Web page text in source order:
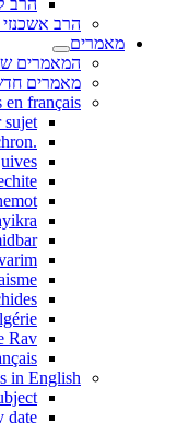
הרב
הרב אשכנזי
מאמרים
המאמרים
מאמרים
en français
sujet
.Articles en français - par ordre chron
Rav
in English
date